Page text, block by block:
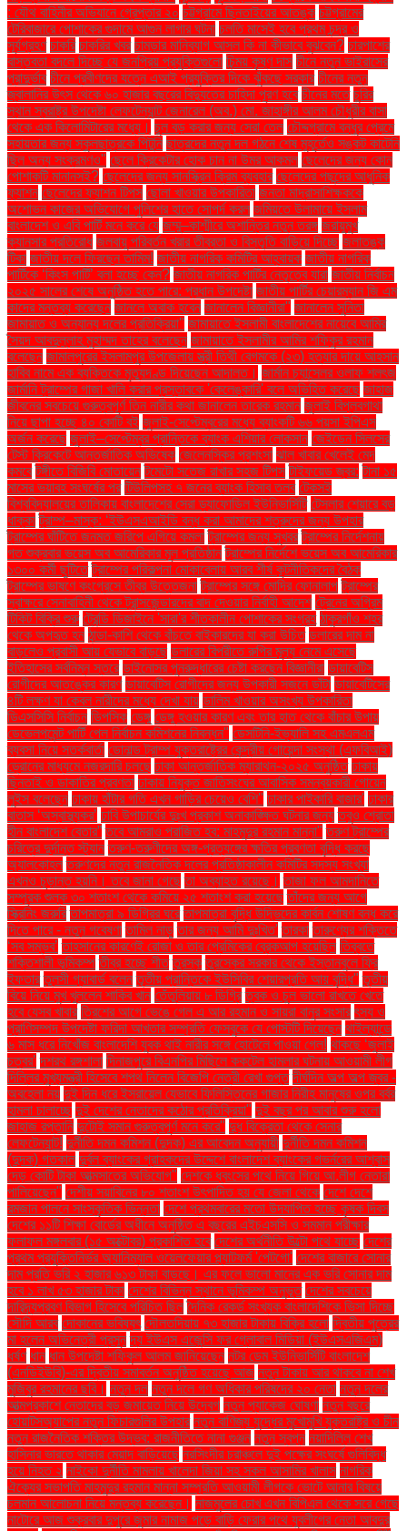
: যৌথ বাহিনীর অভিযানে গ্রেপ্তার ২০ চট্টগ্রামে ছিনতাইয়ের আতঙ্ক চট্টগ্রামের
টেরিবাজারে পোশাকের গুদামে আগুন লাগার ঘটনা চলতি মাসেই হবে প্রথম চন্দ্র ও
সূর্যগ্রহণ চাকরি চাকরির খবর চামড়ার মানিব্যাগ আসল কি না কীভাবে বুঝবেন? চারপাশের
বাস্তবতা বদলে দিচ্ছে যে জনপ্রিয় প্রযুক্তিগুলো চিন্ময় কৃষ্ণ দাস চীনে নতুন ভাইরাসের
প্রাদুর্ভাব চীনে প্রবীণদের যত্নে এআই প্রযুক্তির দিকে ঝুঁকছে সরকার চীনের নতুন
জ্বালানির উৎস থেকে ৬০ হাজার বছরের বিদ্যুতের চাহিদা পূরণ হবে চীনের মতে চুরির
স্থান স্বরাষ্ট্র উপদেষ্টা লেফটেন্যান্ট জেনারেল (অব.) মো. জাহাঙ্গীর আলম চৌধুরীর বাসা
থেকে এক কিলোমিটারের মধ্যে। চুল বড় করার জন্য সেরা তেল চৌদ্দগ্রামে বন্ধুর প্রেমে
সহায়তার জন্য স্কুলছাত্রকে পিটুনি ছাত্রদের নতুন দল গঠনে শেষ মুহূর্তেও সঙ্কট কাটেনি
ছিল অন্য সংক্রমণও" ছেলে ক্রিকেটার হোক চান না উমর আকমল ছেলেদের জন্য কোন
পোশাকটি মানানসই? ছেলেদের জন্য সানস্ক্রিন ক্রিম ব্যবহার ছেলেদের পছন্দের আধুনিক
ফ্যাশন ছেলেদের ফ্যাশন টিপস ছোলা খাওয়ার উপকারিতা জনতা মাদ্রাসাশিক্ষককে
অশোভন কাজের অভিযোগে পুলিশের হাতে সোপর্দ করল জমিয়তে উলামায়ে ইসলাম
বাংলাদেশ ও এবি পার্টি মনে করে যে জম্মু–কাশ্মীরে অশান্তির নতুন তরঙ্গ জরায়ুমুখ
ক্যানসার প্রতিরোধ জলবায়ু পরিবর্তন খরার তীব্রতা ও বিস্তৃতি বাড়িয়ে দিচ্ছে জলাতঙ্ক
টিকা জাতীয় দলে ফিরছেন তামিম! জাতীয় নাগরিক কমিটির আহ্বায়ক জাতীয় নাগরিক
পার্টিকে ‘কিংস পার্টি’ বলা হচ্ছে কেন? জাতীয় নাগরিক পার্টির নেতৃত্বে যারা জাতীয় নির্বাচন
২০২৫ সালের শেষে অনুষ্ঠিত হতে পারে: প্রধান উপদেষ্টা জাতীয় পার্টির চেয়ারম্যান জি এম
কাদের মন্তব্য করেছেন জানলে অবাক হবেন জানালেন বিজ্ঞানীরা" জানালেন সুনিতা
জামায়াত ও অন্যান্য দলের প্রতিক্রিয়া'' জামায়াতে ইসলামী বাংলাদেশের নায়েবে আমির
সৈয়দ আবদুল্লাহ মুহাম্মদ তাহের বলেছেন জামায়াতে ইসলামীর আমির শফিকুর রহমান
বলেছেন জামালপুরের ইসলামপুর উপজেলায় স্ত্রী তিথী বেগমকে (২৩) হত্যার দায়ে আহসান
হাবিব নামে এক ব্যক্তিকে মৃত্যুদণ্ড দিয়েছেন আদালত। জার্মান চ্যান্সেলর ওলাফ শলৎজ
জার্মানি ট্রাম্পের গাজা খালি করার প্রস্তাবকে 'কেলেঙ্কারি' বলে অভিহিত করেছে জাহাজ
জীবনের সবচেয়ে গুরুত্বপূর্ণ তিন নারীর কথা জানালেন তারেক রহমান জুলাই বিপ্লবগাথা
নিয়ে ছাপা হচ্ছে ৪০ কোটি বই জুলাই-সেপ্টেম্বরের মধ্যে ব্যাংকটি ৬৬ পয়সা ইপিএস
অর্জন করেছে জুলাই–সেপ্টেম্বর প্রান্তিকে ব্যাংক এশিয়ার লোকসান জেইডেন সিলসের
টেস্ট ক্রিকেটে আন্তর্জাতিক অভিষেক জেলেনস্কির প্রশংসা ঝাল খাবার খেলেই মেদ
কমবে টঙ্গীতে বিজিবি মোতায়েন টমেটো সতেজ রাখার সহজ টিপস টাইফয়েড জ্বর: টানা ১৫
মাসের ভয়াবহ সংঘর্ষের পর টিউলিপসহ ৭ জনের ব্যাংক হিসাব তলব টেকসই
বিশ্ববিদ্যালয়ের তালিকায় বাংলাদেশের সেরা ড্যাফোডিল ইউনিভার্সিটি টেসলার শেয়ারে বড়
ধাক্কা ট্রাম্প–মাস্ক: ‘ইউএসএআইডি বন্ধ করা আমাদের শত্রুদের জন্য উপহার
ট্রাম্পের ঘাঁটিতে জনমত জরিপে এগিয়ে কমলা ট্রাম্পের জন্য সুখবর ট্রাম্পের নির্দেশনায়
গত শুক্রবার ভয়েস অব আমেরিকার মূল প্রতিষ্ঠান ট্রাম্পের নির্দেশে ভয়েস অব আমেরিকার
১৩০০ কর্মী ছুটিতে ট্রাম্পের পরিকল্পনা মোকাবেলায় আরব শীর্ষ কূটনীতিকদের বৈঠক
ট্রাম্পের ভাষণে কংগ্রেসে তীব্র উত্তেজনা ট্রাম্পের সঙ্গে মোদির ফোনালাপ ট্রাম্পের
স্বাক্ষরে সেনাবাহিনী থেকে ট্রান্সজেন্ডারদের বাদ দেওয়ার নির্বাহী আদেশ ট্রেনের অগ্রিম
টিকিট বিক্রি শুরু ট্রেন্ডি ডিজাইনে 'সারা'র শীতকালীন পোশাকের সংগ্রহ ঠাকুরগাঁও শহর
থেকে অপহৃত হন ঠান্ডা-কাশি থেকে বাঁচতে বাইকারদের যা করা উচিত ডলারের দাম না
বাড়লেও প্রবাসী আয় যেভাবে বাড়ছে ডলারের বিপরীতে রুপির মূল্য নেমে এসেছে
ইতিহাসের সর্বনিম্ন স্তরে ডাইনোসর পুনরুদ্ধারের চেষ্টা করছেন বিজ্ঞানীরা ডায়াবেটিস
রোগীদের আতঙ্কের কারণ ডায়াবেটিস রোগীদের জন্য উপকারী সজনে ডাঁটা ডায়াবেটিসের
৪টি লক্ষণ যা কেবল নারীদের মধ্যে দেখা যায় ডালিম খাওয়ার অসংখ্য উপকারিতা
ডিএসসিসি নির্বাচন ডিপসিক ডেঙ্গু ডেঙ্গু হওয়ার কারণ এবং তার হাত থেকে বাঁচার উপায়
ডেভেলপমেন্ট পার্টি পেল নির্বাচন কমিশনের নিবন্ধন" ডেসটিনি-ইভ্যালি সহ এমএলএম
ব্যবসা নিয়ে সতর্কবার্তা ডোনাল্ড ট্রাম্প যুক্তরাষ্ট্রের কেন্দ্রীয় গোয়েন্দা সংস্থা (এফবিআই)
ড্রোনের মাধ্যমে নজরদারি চলছে ঢাকা আন্তর্জাতিক ম্যারাথন-২০২৫ অনুষ্ঠিত ঢাকায়
ছিনতাই ও ডাকাতির প্রবণতা ঢাকায় নিযুক্ত জাতিসংঘের আবাসিক সমন্বয়কারী গোয়েন
লুইস বলেছেন ঢাকায় হাঁটার গতি এখন গাড়ির চেয়েও বেশি'' ঢাকার পাইকারি বাজার' ঢাকার
বাতাস ‘অস্বাস্থ্যকর’ ঢাবি উপাচার্যের দুঃখ প্রকাশ অনাকাঙ্ক্ষিত ঘটনার জন্য তবুও শ্রোতা
হীন বাংলাদেশ বেতার” তবে আমরাও পরাজিত হব: মাহমুদুর রহমান মান্না" তরুণ ট্রাম্পের
চরিত্রে দুর্দান্ত স্ট্যান তরুণ-তরুণীদের অঙ্গ-প্রত্যঙ্গের ক্ষতির প্রবণতা বৃদ্ধি করছে
অ্যালকোহল তরুণদের নতুন রাজনৈতিক দলের প্রতিষ্ঠাকালীন কমিটির সদস্য সংখ্যা
এখনও চূড়ান্ত হয়নি। তবে জানা গেছে তা অব্যাহত রয়েছে। তাজা ফল আমদানিতে
সম্পূরক শুল্ক ৩০ শতাংশ থেকে কমিয়ে ২৫ শতাংশ করা হয়েছে তাঁদের জন্য আগে
স্ক্রিনিং জরুরি তাপমাত্রা ৯ ডিগ্রির ঘরে তাপমাত্রা বৃদ্ধি উদ্ভিদের কার্বন শোষণ বন্ধ করে
দিতে পারে - নতুন গবেষণা তামিল নাড়ু তার জন্য আমি দুঃখিত' তারকা তারুণ্যের শক্তিতে
‘সব সম্ভব’ তাহসানের কারণেই রোজা ও তার প্রেমিকের ব্রেকআপ হয়েছিল তিব্বতে
শক্তিশালী ভূমিকম্প তীব্র হচ্ছে শীত তুরস্ক তুরস্কের সরকার থেকে ইস্তানবুলে ফ্রি
ইফতার তুলসী গ্যাবার্ড বলেন তৃতীয় প্রান্তিকে ইউসিবির শেয়ারপ্রতি আয় বৃদ্ধি" তৃতীয়
বিয়ে নিয়ে মুখ খুললেন শাকিব খান তেঁতুলিয়ায় ৮ ডিগ্রি ত্বক ও চুল ভালো রাখতে খেতে
হবে যেসব খাবার ত্রিশের আগে ভেঙে গেল এ আর রহমান ও সায়রা বানুর সংসার ৎস্য ও
প্রাণিসম্পদ উপদেষ্টা ফরিদা আখতার সম্প্রতি ফেসবুকে যে পোস্টটি দিয়েছেন থাইল্যান্ডে
৬ মাস ধরে নিখোঁজ বাংলাদেশি যুবক থাই নারীর সঙ্গে হোটেলে পাওয়া গেল! থাকছে ‘জুলাই
চত্বর’ দশরথ রঙ্গশালা দিনাজপুরে বিএনপির মিছিলে ককটেল হামলার ঘটনায় আওয়ামী লীগ
দিল্লির মুখ্যমন্ত্রী হিসেবে শপথ নিলেন বিজেপি নেত্রী রেখা গুপ্ত দীর্ঘদিন অল্প অল্প জ্বর -
অবহেলা নয় দুই দিন ধরে ইসরায়েল যেভাবে ফিলিস্তিনের গাজার নিরীহ মানুষের ওপর বর্বর
হামলা চালাচ্ছে দুই দেশের নেতাদের কঠোর প্রতিক্রিয়া" দুই বছর পর আবার শুরু হলো
জাহাজ রপ্তানি দুটোই সমান গুরুত্বপূর্ণ মনে করে" দুধ বিক্রেতা থেকে সেনার
লেফটেন্যান্ট! দুর্নীতি দমন কমিশন (দুদক) এর আবেদন অনুযায়ী দুর্নীতি দমন কমিশন
(দুদক) গতকাল দুর্বল ব্যাংকের গ্রাহকদের উদ্দেশে বাংলাদেশ ব্যাংকের গভর্নরের আশ্বাস
দেড় কোটি টাকা আত্মসাতের অভিযোগ" দেশকে ধ্বংসের পথে নিয়ে গিয়ে আ.লীগ নেতারা
পালিয়েছেন" দেশীয় সয়াবিনের ৮০ শতাংশ উৎপাদিত হয় যে জেলা থেকে দেশে দেশে
রমজান পালনে সাংস্কৃতিক ভিন্নতা দেশে প্রথমবারের মতো উদযাপিত হচ্ছে কৃষক দিবস
দেশের ১১টি শিক্ষা বোর্ডের অধীনে অনুষ্ঠিত এ বছরের এইচএসসি ও সমমান পরীক্ষার
ফলাফল মঙ্গলবার (১৫ অক্টোবর) প্রকাশিত হবে দেশের অর্থনীতি উল্টো পথে যাচ্ছে দেশের
প্রথম প্রযুক্তিনির্ভর অ্যানিম্যাল ওয়েলফেয়ার প্ল্যাটফর্ম 'পেটগো' দেশের বাজারে সোনার
দাম প্রতি ভরি ২ হাজার ৬১৩ টাকা বাড়ছে। এর ফলে ভালো মানের এক ভরি সোনার দাম
হবে ১ লাখ ৫৩ হাজার টাকা দেশের বিভিন্ন স্থানে ভূমিকম্প অনুভূত দেশের সবচেয়ে
দারিদ্র্যপ্রবণ বিভাগ হিসেবে পরিচিত ছিল দৈনিক রেকর্ড সংখ্যক বাংলাদেশিকে ভিসা দিচ্ছে
সৌদি আরব দোকানের ভবিষ্যৎ দৌলতদিয়ায় ৭৩ হাজার টাকায় বিক্রি হলো দ্বিতীয় পুত্রের
মা হলেন অভিনেত্রী প্রসূন দ্য ইউএস এজেন্সি ফর গ্লোবাল মিডিয়া (ইউএসএজিএম)
ধর্ষণ ধান ধান উপদেষ্টা শফিকুল আলম জানিয়েছেন নটর ডেম ইউনিভার্সিটি বাংলাদেশ
(এনডিইউবি)-এর দ্বিতীয় সমাবর্তন অনুষ্ঠিত হয়েছে আজ নতুন টাকায় আর থাকবে না শেখ
মুজিবুর রহমানের ছবি। নতুন দল নতুন দলে গণ অধিকার পরিষদের ২০ নেতা নতুন দলের
আত্মপ্রকাশে নেতাদের বড় জমায়েত নিয়ে উদ্বেগ নতুন প্যাকেজ ঘোষণা নতুন বছরে
হোয়াটসঅ্যাপের নতুন ফিচারগুলির উপহার নতুন বাণিজ্য যুদ্ধের মুখোমুখি যুক্তরাষ্ট্র ও চীন
নতুন রাজনৈতিক শক্তির উদ্ভব: রাজনীতিতে নানা গুঞ্জন নতুন স্বপ্ন নয়াদিল্লি শেখ
হাসিনার ভারতে থাকার মেয়াদ বাড়িয়েছে নরসিংদীর চরাঞ্চলে দুই পক্ষের সংঘর্ষে গুলিবিদ্ধ
হয়ে নিহত ২ নাইকো দুর্নীতি মামলায় খালেদা জিয়া সহ সকল আসামির খালাস নাগরিক
ঐক্যের সভাপতি মাহমুদুর রহমান মান্না সম্প্রতি আওয়ামী লীগকে ভোটে আনার বিষয়ে
চলমান আলোচনা নিয়ে মন্তব্য করেছেন। নাজমুলের চোখ এখন বিপিএল থেকে সরে গেছে
নাটোরে আজ শুক্রবার দুপুরে জুমার নামাজ পড়ে বাড়ি ফেরার পথে যুবলীগের নেতা আবদুর